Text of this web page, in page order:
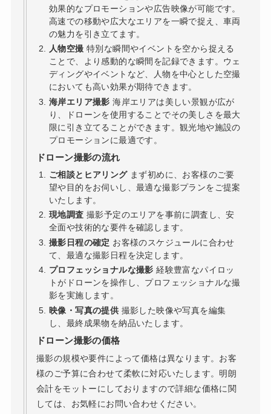
効果的なプロモーションや広告映像が可能です。
高速での移動や広大なエリアを一瞬で捉え、車両
の魅力を引き立てます。
人物空撮 特別な瞬間やイベントを空から捉える
ことで、より感動的な瞬間を記録できます。ウェ
ディングやイベントなど、人物を中心とした空撮
においても高い効果が期待できます。
海岸エリア撮影 海岸エリアは美しい景観が広が
り、ドローンを使用することでその美しさを最大
限に引き立てることができます。観光地や施設の
プロモーションに最適です。
ドローン撮影の流れ
ご相談とヒアリングまず初めに、お客様のご要
望や目的をお伺いし、最適な撮影プランをご提案
いたします。
現地調査 撮影予定のエリアを事前に調査し、安
全面や技術的な要件を確認します。
撮影日程の確定 お客様のスケジュールに合わせ
て、最適な撮影日程を決定します。
プロフェッショナルな撮影 経験豊富なパイロッ
トがドローンを操作し、プロフェッショナルな撮
影を実施します。
映像・写真の提供 撮影した映像や写真を編集
し、最終成果物を納品いたします。
ドローン撮影の価格
撮影の規模や要件によって価格は異なります。お客
様のご予算に合わせて柔軟に対応いたします。明朗
会計をモットーにしておりますので詳細な価格に関
しては、お気軽にお問い合わせください。